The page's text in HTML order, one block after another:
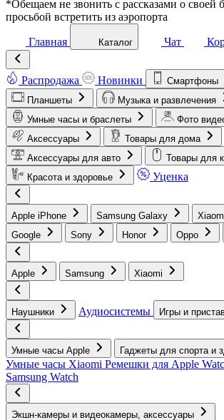
*Обещаем не звонить с рассказами о своей
просьбой встретить из аэропорта
Главная Каталог Чат
Распродажа Новинки
Смартфоны
Планшеты
Музыка и развлечения
Умные часы и браслеты
Фото
Аксессуары
Товары для дома
Аксессуары для авто
Товары для
Красота и здоровье
Уценка
Apple iPhone Samsung Galaxy
Google
Sony Honor Oppo
Apple Samsung Xiaomi
Наушники Аудиосистемы Игры и
Умные часы Apple Гаджеты для спорта и
Умные часы Xiaomi Ремешки для Apple
Samsung Watch
Экшн-камеры и видеокамеры, аксессуары